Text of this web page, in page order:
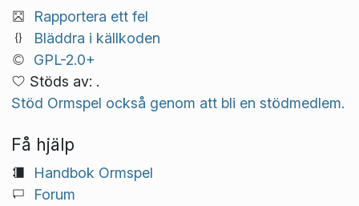
Rapportera ett fel
Bläddra i källkoden
GPL-2.0+
Stöds av: .
Stöd Ormspel också genom att bli en stödmedlem.
Få hjälp
Handbok Ormspel
Forum